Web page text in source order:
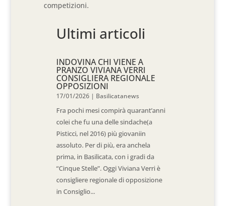
competizioni.
Ultimi articoli
INDOVINA CHI VIENE A
PRANZO VIVIANA VERRI
CONSIGLIERA REGIONALE
OPPOSIZIONI
17/01/2026 | Basilicatanews
Fra pochi mesi compirà quarant’anni
colei che fu una delle sindache(a
Pisticci, nel 2016) più giovaniin
assoluto. Per di più, era anchela
prima, in Basilicata, con i gradi da
“Cinque Stelle”. Oggi Viviana Verri è
consigliere regionale di opposizione
in Consiglio...